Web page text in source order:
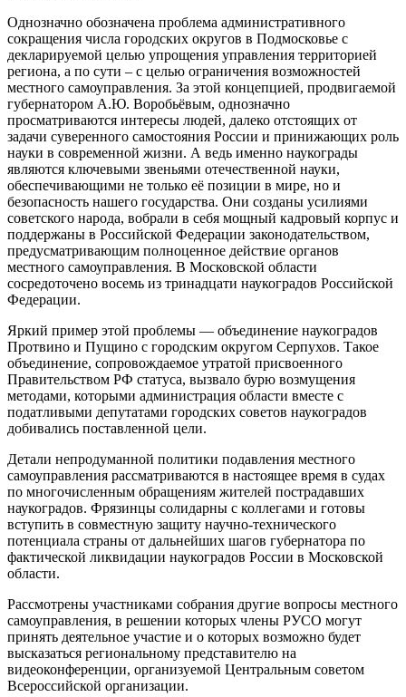
Однозначно обозначена проблема административного
сокращения числа городских округов в Подмосковье с
декларируемой целью упрощения управления территорией
региона, а по сути – с целью ограничения возможностей
местного самоуправления. За этой концепцией, продвигаемой
губернатором А.Ю. Воробьёвым, однозначно
просматриваются интересы людей, далеко отстоящих от
задачи суверенного самостояния России и принижающих роль
науки в современной жизни. А ведь именно наукограды
являются ключевыми звеньями отечественной науки,
обеспечивающими не только её позиции в мире, но и
безопасность нашего государства. Они созданы усилиями
советского народа, вобрали в себя мощный кадровый корпус и
поддержаны в Российской Федерации законодательством,
предусматривающим полноценное действие органов
местного самоуправления. В Московской области
сосредоточено восемь из тринадцати наукоградов Российской
Федерации.
Яркий пример этой проблемы — объединение наукоградов
Протвино и Пущино с городским округом Серпухов. Такое
объединение, сопровождаемое утратой присвоенного
Правительством РФ статуса, вызвало бурю возмущения
методами, которыми администрация области вместе с
податливыми депутатами городских советов наукоградов
добивались поставленной цели.
Детали непродуманной политики подавления местного
самоуправления рассматриваются в настоящее время в судах
по многочисленным обращениям жителей пострадавших
наукоградов. Фрязинцы солидарны с коллегами и готовы
вступить в совместную защиту научно-технического
потенциала страны от дальнейших шагов губернатора по
фактической ликвидации наукоградов России в Московской
области.
Рассмотрены участниками собрания другие вопросы местного
самоуправления, в решении которых члены РУСО могут
принять деятельное участие и о которых возможно будет
высказаться региональному представителю на
видеоконференции, организуемой Центральным советом
Всероссийской организации.